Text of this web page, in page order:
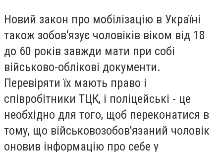
Новий закон про мобілізацію в Україні
також зобов'язує чоловіків віком від 18
до 60 років завжди мати при собі
військово-облікові документи.
Перевіряти їх мають право і
співробітники ТЦК, і поліцейські - це
необхідно для того, щоб переконатися в
тому, що військовозобов'язаний чоловік
оновив інформацію про себе у